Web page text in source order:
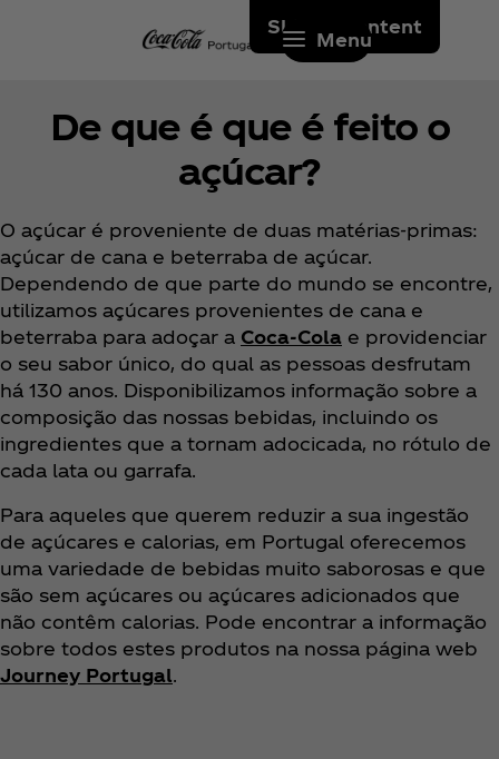
Skip to content
Menu
De que é que é feito o
açúcar?
O açúcar é proveniente de duas matérias-primas:
açúcar de cana e beterraba de açúcar.
Dependendo de que parte do mundo se encontre,
utilizamos açúcares provenientes de cana e
beterraba para adoçar a Coca‑Cola e providenciar
o seu sabor único, do qual as pessoas desfrutam
há 130 anos. Disponibilizamos informação sobre a
composição das nossas bebidas, incluindo os
ingredientes que a tornam adocicada, no rótulo de
cada lata ou garrafa.
Para aqueles que querem reduzir a sua ingestão
de açúcares e calorias, em Portugal oferecemos
uma variedade de bebidas muito saborosas e que
são sem açúcares ou açúcares adicionados que
não contêm calorias. Pode encontrar a informação
sobre todos estes produtos na nossa página web
Journey Portugal.